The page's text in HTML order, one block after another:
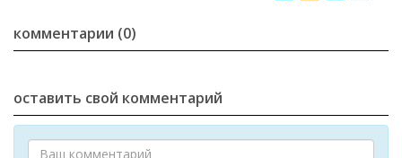
комментарии (0)
оставить свой комментарий